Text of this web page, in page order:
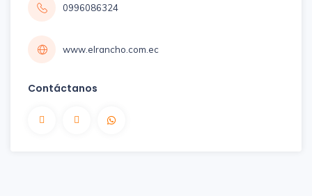
0996086324
www.elrancho.com.ec
Contáctanos